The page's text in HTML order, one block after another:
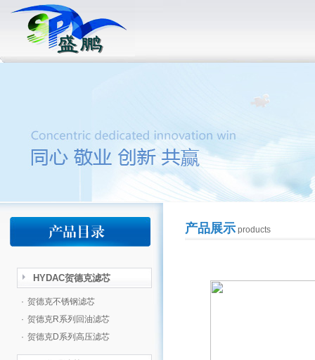
HYDAC贺德克滤芯
· 贺德克不锈钢滤芯
· 贺德克R系列回油滤芯
· 贺德克D系列高压滤芯
产品展示products